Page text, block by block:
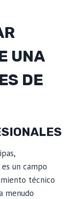
UNA
DE
un campo
técnico
menudo